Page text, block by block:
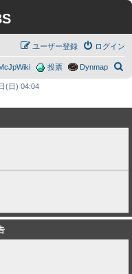
ログイン
ユーザー登録
Dynmap
投票
(日) 04:04